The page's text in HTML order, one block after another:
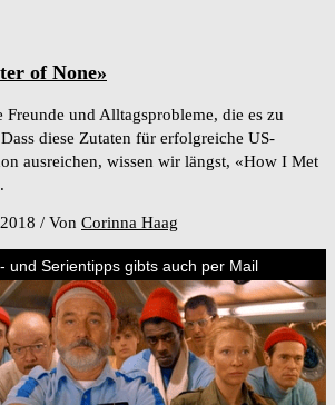
of None»
Freunde und Alltagsprobleme, die es zu
diese Zutaten für erfolgreiche US-
ausreichen, wissen wir längst, «How I Met
/ Von Corinna Haag